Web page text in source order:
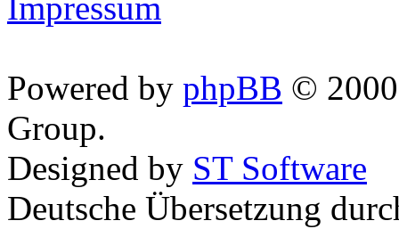
Impressum
Powered by phpBB ©
Group.
Designed by ST Software
Deutsche Übersetzung